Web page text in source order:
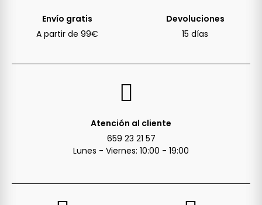
Envío gratis
A partir de 99€
Devoluciones
15 días
Atención al cliente
659 23 21 57
Lunes - Viernes: 10:00 - 19:00